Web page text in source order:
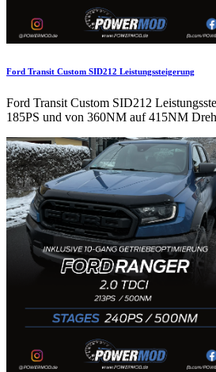
Ford Transit Custom SID212 Leistungssteigerung
Ford Transit Custom SID212
185PS und von 360NM auf 415NM